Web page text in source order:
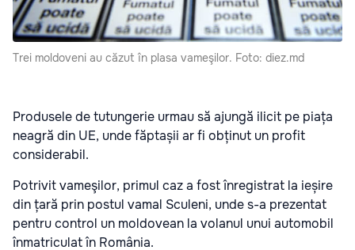
Trei moldoveni au căzut în plasa vameşilor. Foto: diez.md
Produsele de tutungerie urmau să ajungă ilicit pe piața
neagră din UE, unde făptașii ar fi obținut un profit
considerabil.
Potrivit vameşilor, primul caz a fost înregistrat la ieșire
din țară prin postul vamal Sculeni, unde s-a prezentat
pentru control un moldovean la volanul unui automobil
înmatriculat în România.